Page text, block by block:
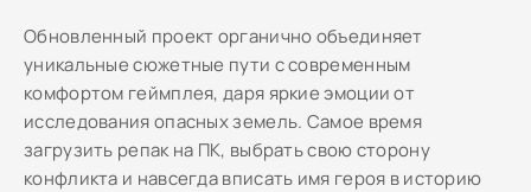
Обновленный проект органично объединяет
уникальные сюжетные пути с современным
комфортом геймплея, даря яркие эмоции от
исследования опасных земель. Самое время
загрузить репак на ПК, выбрать свою сторону
конфликта и навсегда вписать имя героя в историю